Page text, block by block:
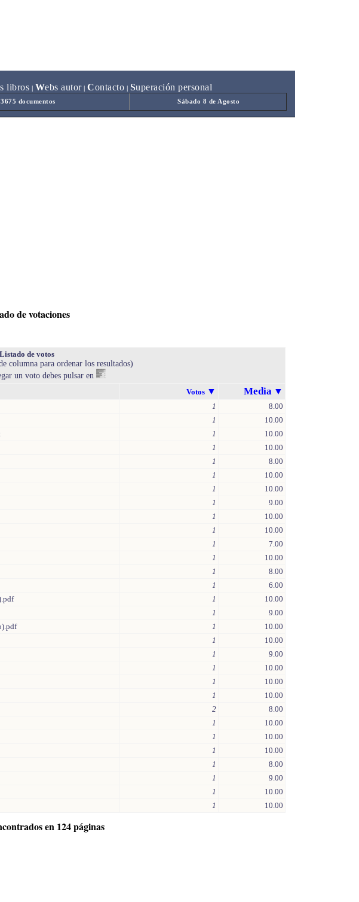
libros Webs autor| Contacto Superación personal
documentos Sábado 8 de Agosto
de votaciones
Listado de votos
columna para ordenar los resultados)
un voto debes pulsar en
Votos ▼ Media ▼
1
8.00
1
10.00
1
10.00
1
10.00
1
8.00
1
10.00
1
10.00
1
9.00
1
10.00
1
10.00
1
7.00
1
10.00
1
8.00
1
6.00
1
10.00
1
9.00
1
10.00
1
10.00
1
9.00
1
10.00
1
10.00
1
10.00
2
8.00
1
10.00
1
10.00
1
10.00
1
8.00
1
9.00
1
10.00
1 10.00
en 124 páginas